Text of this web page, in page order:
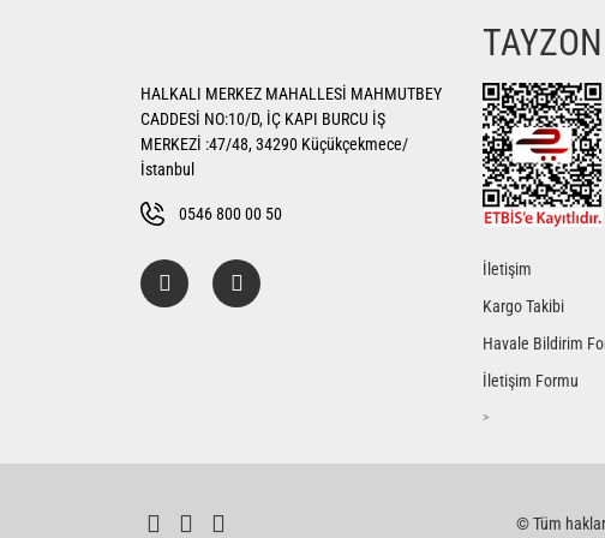
Ürün resmi kalitesiz, bozuk veya görüntülenemiyor.
Ürün bilgilerinde hatalar bulunuyor.
Ürün fiyatı diğer sitelerden daha pahalı.
HALKALI MERKEZ MAHALLESİ MAHMUTBEY
CADDESİ NO:10/D, İÇ KAPI BURCU İŞ
MERKEZİ :47/48, 34290 Küçükçekmece/
İstanbul
0546 800 00 50
TAYZON
İletişim
Kargo Takibi
Havale Bildirim
İletişim Formu
>
© Tüm